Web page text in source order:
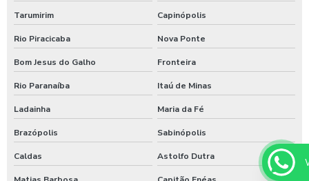
Tarumirim Capinópolis
Rio Piracicaba Nova Ponte
Bom Jesus do Galho Fronteira
Rio Paranaíba Itaú de Minas
Ladainha Maria da Fé
Brazópolis Sabinópolis
Caldas Astolfo Dutra